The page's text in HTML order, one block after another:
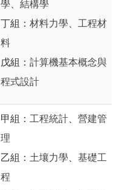
學
結構學
丁組： 材料力學
工程材
料
戊組： 計算機基本概念與
程式設計
甲組： 工程統計
營建管
理
乙組： 土壤力學
基礎工
程